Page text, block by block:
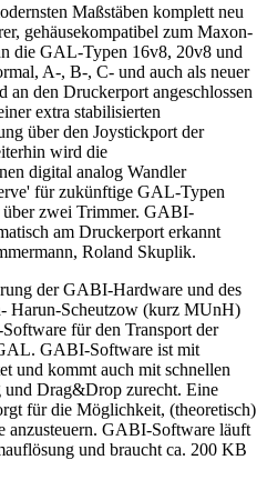
Maßstäben komplett neu
gehäusekompatibel zum Maxon-
die GAL-Typen 16v8, 20v8 und
A-, B-, C- und auch als neuer
den Druckerport angeschlossen
extra stabilisierten
über den Joystickport der
wird die
digital analog Wandler
für zukünftige GAL-Typen
zwei Trimmer. GABI-
am Druckerport erkannt
Roland Skuplik.
der GABI-Hardware und des
Harun-Scheutzow (kurz MUnH)
für den Transport der
GABI-Software ist mit
und kommt auch mit schnellen
und Drag&Drop zurecht. Eine
für die Möglichkeit, (theoretisch)
anzusteuern. GABI-Software läuft
und braucht ca. 200 KB